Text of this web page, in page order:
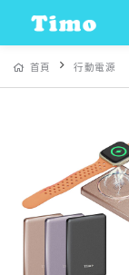
首頁 行動電源